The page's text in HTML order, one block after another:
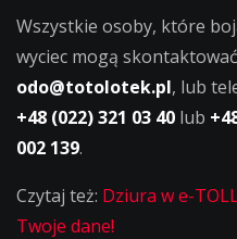
Wszystkie osoby, które
wyciec mogą
odo@totolotek.pl, lub
+48 (022) 321 03 40 lub
002 139.
Czytaj też: Dziura w e-
Twoje dane!